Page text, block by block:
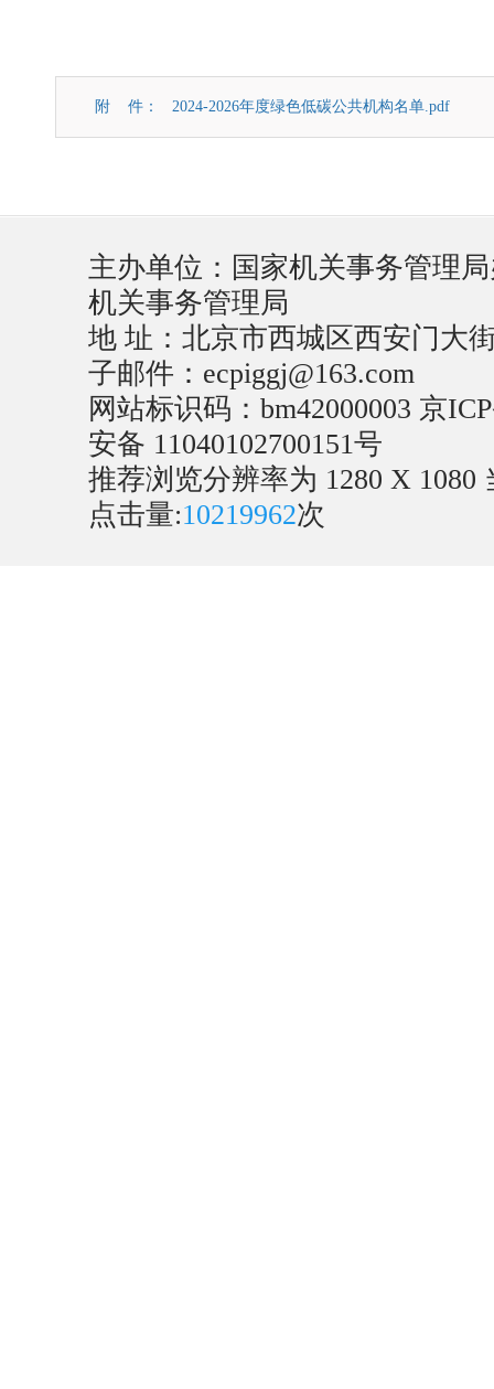
附 件： 2024-2026年度绿色低碳公共机构名单.pdf
主办单位：国家机关事务管理
机关事务管理局
地 址：北京市西城区西安门大
子邮件：ecpiggj@163.com
网站标识码：bm42000003 京
安备 11040102700151号
推荐浏览分辨率为 1280 X 1080
点击量:10219962次